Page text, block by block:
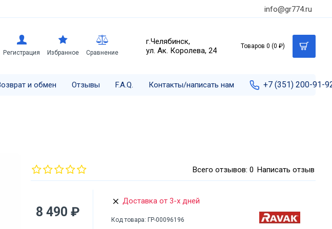
info@gr774.ru
Регистрация Избранное Сравнение
г.Челябинск,
ул. Ак. Королева, 24
Товаров 0 (0 ₽)
и обмен Отзывы F.A.Q. Контакты/написать нам +7 (351) 200-91-
Всего отзывов: 0 Написать отзыв
8 490 ₽
Доставка от 3-х дней
Код товара: ГР-00096196